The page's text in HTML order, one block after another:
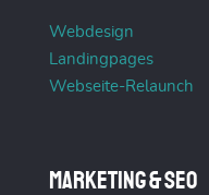
Webdesign
Landingpages
Webseite-Relaunch
Marketing & SEO